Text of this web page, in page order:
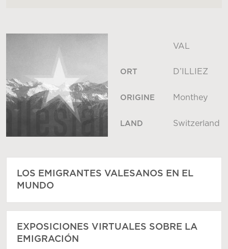
ORT
VAL
D’ILLIEZ
ORIGINE Monthey
LAND Switzerland
LOS EMIGRANTES VALESANOS EN EL
MUNDO
EXPOSICIONES VIRTUALES SOBRE LA
EMIGRACIÓN